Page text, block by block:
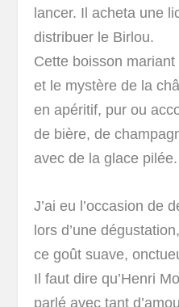
lancer. Il acheta une
distribuer le Birlou.
Cette boisson
et le mystère de la
en apéritif, pur ou
de bière, de
avec de la glace pilée.
J’ai eu l’occasion de
lors d’une
ce goût suave,
Il faut dire qu’Henri
parlé avec tant